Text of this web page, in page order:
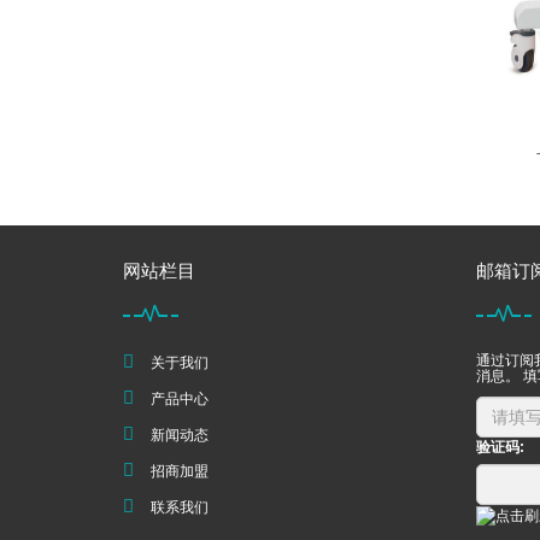
网站栏目
关于我们
产品中心
新闻动态
招商加盟
联系我们
邮箱订
通过订阅
消息。
验证码: